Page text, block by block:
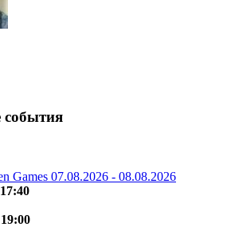
события
Games 07.08.2026 - 08.08.2026